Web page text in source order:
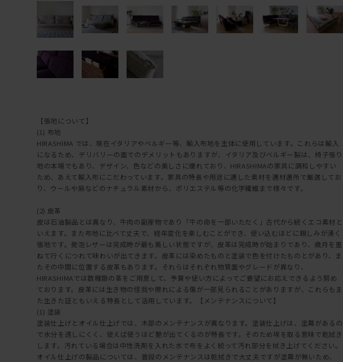
【張地について】
(1) 布地
HIRASHIMA では、現在イタリアやベルギー等、輸入布地を主体に使用しています。これらは輸入
になるため、デリバリーの面でのデメリットもありますが、イタリア及びベルギー製は、椅子張り
地の本場でもあり、デザイン、色などの美しさに優れており、HIRASHIMAの家具に調和しやすい
ため、あえて輸入布にこだわっています。家具の特長や用途に適した素材を適材適所で厳選してお
り、ウールや麻などのナチュラル素材から、ポリエステル等の化学繊維まで様々です。
(2) 皮革
皮は石油製品とは異なり、牛肉の副産物であり「牛の命を一部いただく」古代から続くエコ素材と
いえます。また布地に比べて丈夫で、経年変化を楽しむことができ、使い込むほどに親しみが湧く
張地です。発泡レザーは完成時が最も美しい状態ですが、皮革は完成時が始まりであり、歳月を重
ねて行くにつれて味わいが出てきます。皮革には染めたものと塗装で色を付けたものとがあり、ま
たその中間に位置する皮革もあります。それらはそれぞれ物質面やグレードが異なり、
HIRASHIMAでは数種類の革をご用意して、予算や使い方によってご要望にお応えできるよう努め
ております。皮革には生き物の怪我や擦れによる傷が一部見られることがありますが、これらもま
た生きた証ともいえる特長として活用しています。【メンテナンスについて】
(1) 塗装
塗装仕上げとオイル仕上げでは、木部のメンテナンスが異なります。塗装仕上げは、塗幕があるの
で水分を透しにくく、使えば使うほど艶が出てくるのが特長です。そのため埃を取る意味で乾拭き
します。汚れている場合は中性洗剤を入れた水で布をよく絞って汚れ部分を拭き上げてください。
オイル仕上げの製品については、普段のメンテナンスは乾拭きで大丈夫ですが塗幕が無いため、